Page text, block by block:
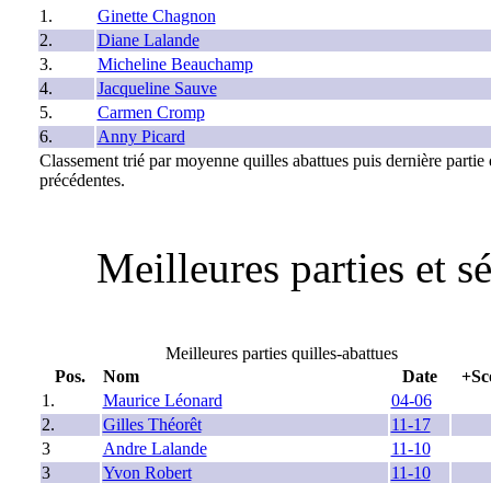
1.
Ginette Chagnon
2.
Diane Lalande
3.
Micheline Beauchamp
4.
Jacqueline Sauve
5.
Carmen Cromp
6.
Anny Picard
Classement trié par moyenne quilles abattues puis dernière
précédentes.
Meilleures parties et
Meilleures parties quilles-abattues
Pos.
Nom Date
1.
Maurice Léonard
04-06
2.
Gilles Théorêt
11-17
3
Andre Lalande
11-10
3
Yvon Robert
11-10